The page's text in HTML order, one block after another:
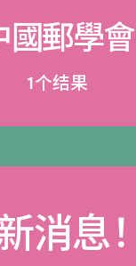
國郵學會
1个结果
消息！